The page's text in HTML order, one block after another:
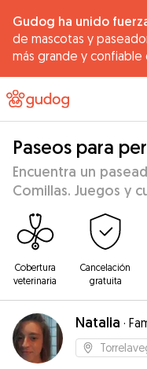
Gudog ha unido
de mascotas y
más grande y confiable
Paseos para
Encuentra un
Comillas. Juegos y
Cobertura
veterinaria
Cancelación
gratuita
Natalia ·